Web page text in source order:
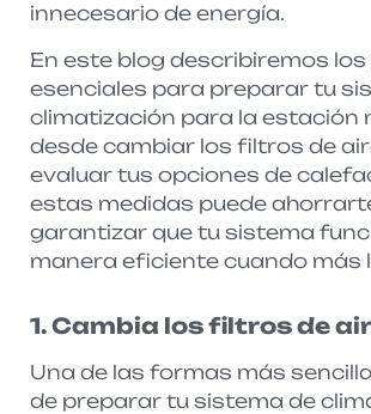
innecesario de energía.
En este blog describiremos
esenciales para preparar tu
climatización para la estación
desde cambiar los filtros de
evaluar tus opciones de
estas medidas puede
garantizar que tu sistema
manera eficiente cuando más
1. Cambia los filtros de
Una de las formas más
de preparar tu sistema de